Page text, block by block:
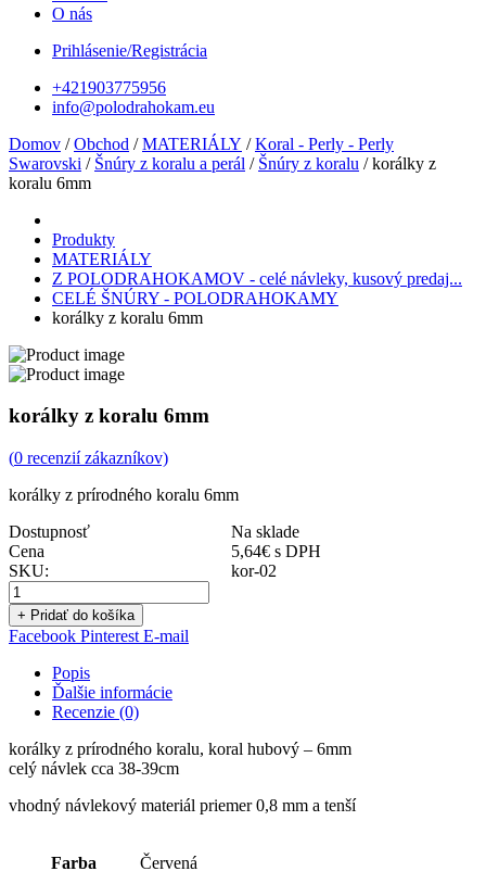
O nás
Prihlásenie/Registrácia
+421903775956
info@polodrahokam.eu
Domov /Obchod /MATERIÁLY /Koral - Perly - Perly
Swarovski / Šnúry z koralu a perál / Šnúry z koralu / korálky z
koralu 6mm
Produkty
MATERIÁLY
Z POLODRAHOKAMOV - celé návleky, kusový predaj...
CELÉ ŠNÚRY - POLODRAHOKAMY
korálky z koralu 6mm
korálky z koralu 6mm
(0 recenzií zákazníkov)
korálky z prírodného koralu 6mm
Dostupnosť
Na sklade
Cena
5,64€ s DPH
SKU:
kor-02
+ Pridať do košíka
Facebook Pinterest E-mail
Popis
Ďalšie informácie
Recenzie (0)
korálky z prírodného koralu, koral hubový – 6mm
celý návlek cca 38-39cm
vhodný návlekový materiál priemer 0,8 mm a tenší
Farba Červená